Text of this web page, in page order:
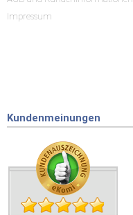
Impressum
Kundenmeinungen